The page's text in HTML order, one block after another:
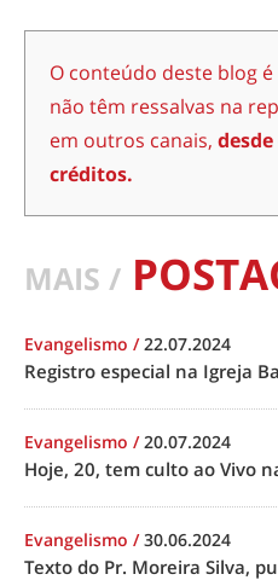
O conteúdo deste blog
não têm ressalvas na
em outros canais,
créditos.
MAIS /
Evangelismo /22.07.2024
Registro especial na Igreja
Evangelismo /20.07.2024
Hoje, 20, tem culto ao Vivo
Evangelismo /30.06.2024
Texto do Pr. Moreira Silva,